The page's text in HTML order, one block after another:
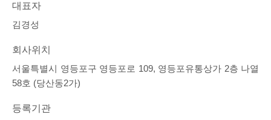
대표자
김경성
회사위치
서울특별시 영등포구 영등포로 109, 영등포유통상가 2층 나열
58호 (당산동2가)
등록기관